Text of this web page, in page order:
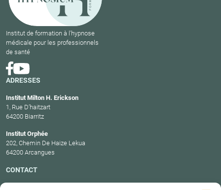
Institut de formation à l'hypnose
médicale pour les professionnels
de santé
ADRESSES
Institut Milton H. Erickson
1, Rue D’haitzart
64200 Biarritz
Institut Orphée
202, Chemin De Haize Lekua
64200 Arcangues
CONTACT